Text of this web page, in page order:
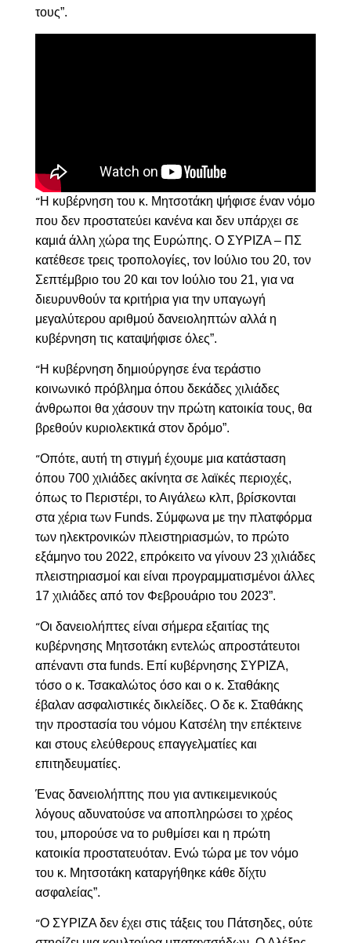
τους”.
“Η κυβέρνηση του κ. Μητσοτάκη ψήφισε έναν νόμο
που δεν προστατεύει κανένα και δεν υπάρχει σε
καμιά άλλη χώρα της Ευρώπης. Ο ΣΥΡΙΖΑ – ΠΣ
κατέθεσε τρεις τροπολογίες, τον Ιούλιο του 20, τον
Σεπτέμβριο του 20 και τον Ιούλιο του 21, για να
διευρυνθούν τα κριτήρια για την υπαγωγή
μεγαλύτερου αριθμού δανειοληπτών αλλά η
κυβέρνηση τις καταψήφισε όλες”.
“Η κυβέρνηση δημιούργησε ένα τεράστιο
κοινωνικό πρόβλημα όπου δεκάδες χιλιάδες
άνθρωποι θα χάσουν την πρώτη κατοικία τους, θα
βρεθούν κυριολεκτικά στον δρόμο”.
“Οπότε, αυτή τη στιγμή έχουμε μια κατάσταση
όπου 700 χιλιάδες ακίνητα σε λαϊκές περιοχές,
όπως το Περιστέρι, το Αιγάλεω κλπ, βρίσκονται
στα χέρια των Funds. Σύμφωνα με την πλατφόρμα
των ηλεκτρονικών πλειστηριασμών, το πρώτο
εξάμηνο του 2022, επρόκειτο να γίνουν 23 χιλιάδες
πλειστηριασμοί και είναι προγραμματισμένοι άλλες
17 χιλιάδες από τον Φεβρουάριο του 2023”.
“Οι δανειολήπτες είναι σήμερα εξαιτίας της
κυβέρνησης Μητσοτάκη εντελώς απροστάτευτοι
απέναντι στα funds. Επί κυβέρνησης ΣΥΡΙΖΑ,
τόσο ο κ. Τσακαλώτος όσο και ο κ. Σταθάκης
έβαλαν ασφαλιστικές δικλείδες. Ο δε κ. Σταθάκης
την προστασία του νόμου Κατσέλη την επέκτεινε
και στους ελεύθερους επαγγελματίες και
επιτηδευματίες.
Ένας δανειολήπτης που για αντικειμενικούς
λόγους αδυνατούσε να αποπληρώσει το χρέος
του, μπορούσε να το ρυθμίσει και η πρώτη
κατοικία προστατευόταν. Ενώ τώρα με τον νόμο
του κ. Μητσοτάκη καταργήθηκε κάθε δίχτυ
ασφαλείας”.
“Ο ΣΥΡΙΖΑ δεν έχει στις τάξεις του Πάτσηδες, ούτε